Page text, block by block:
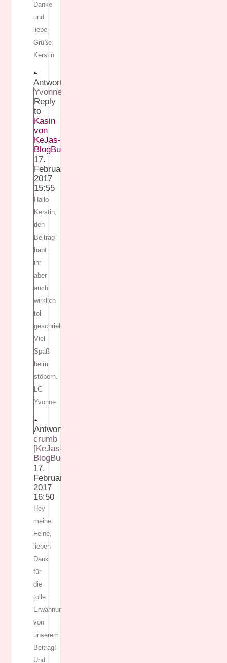
Danke
und
liebe
Grüße
Kerstin
Antworten
Yvonne
Reply
to
Kasin
von
KeJas-
BlogBuch
17.
Februar
2017
15:55
Hallo
Kerstin,
den
Beitrag
habt
ihr
aber
auch
wirklich
toll
geschrieben!
Viel
Spaß
beim
stöbern.
LG
Yvonne
Antworten
crumb
[KeJas-
BlogBuch]
17.
Februar
2017
16:50
Hey
meine
Feine,
lieben
Dank
für
die
tolle
Erwähnung
von
unserem
Beitrag!
Und